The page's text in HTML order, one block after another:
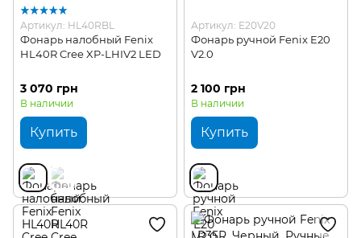
Артикул: HL40RBL
Фонарь налобный Fenix
HL40R Cree XP-LHIV2 LED
3 070 грн
В наличии
Купить
Артикул: E20V20
Фонарь ручной Fenix E20
V2.0
2 100 грн
В наличии
Купить